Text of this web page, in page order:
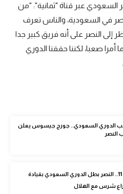
عبر قناة "ثمانية": "من
في السعودية، والناس تعرف
إلى النصر على أنه فريق كبير جدا
أمرا صعبا، لكننا حققنا الدوري
الدوري السعودي.. جورج جيسوس يعلن
النصر
للمرة الـ 11.. النصر بطل الدوري السعودي بقيادة
شرس مع الهلال